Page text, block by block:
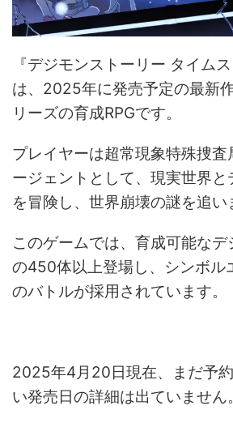
『デジモンストーリー タイム
は、2025年に発売予定の最新
リーズの育成RPGです。
プレイヤーは超常現象特殊捜査
ージェントとして、現実世界と
を冒険し、世界崩壊の謎を追い
このゲームでは、育成可能なデ
の450体以上登場し、シンボル
のバトルが採用されています。
2025年4月20日現在、まだ予
い発売日の詳細は出ていません。